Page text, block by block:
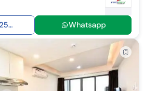
Whatsapp